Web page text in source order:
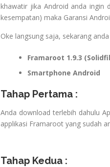
khawatir jika Android anda ingin
kesempatan) maka Garansi
Oke langsung saja, sekarang
Framaroot 1.9.3
Smartphone Android
Tahap Pertama :
Anda download terlebih dahulu
applikasi Framaroot yang sudah
Tahap Kedua :